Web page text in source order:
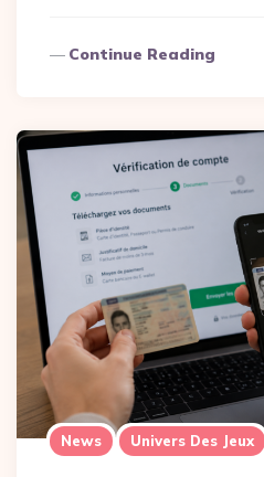
Continue Reading
News Univers Des Jeux